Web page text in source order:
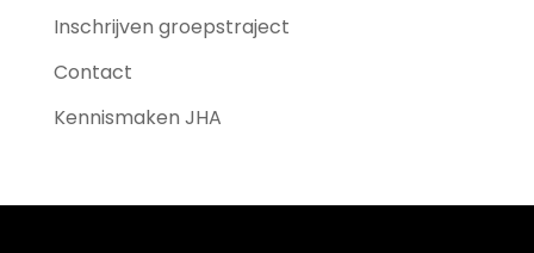
Inschrijven groepstraject
Contact
Kennismaken JHA